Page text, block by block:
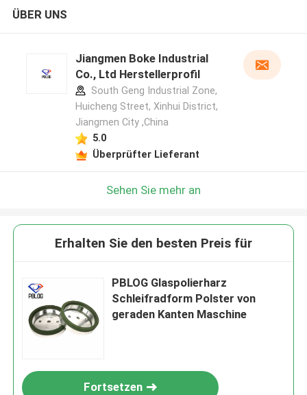
Wir rufen Sie bald zurück!
ÜBER UNS
Jiangmen Boke Industrial
Co., Ltd Herstellerprofil
South Geng Industrial Zone,
Huicheng Street, Xinhui District,
Jiangmen City ,China
5.0
Überprüfter Lieferant
Sehen Sie mehr an
Erhalten Sie den besten Preis für
PBLOG Glaspolierharz
Schleifradform Polster von
geraden Kanten Maschine
Fortsetzen